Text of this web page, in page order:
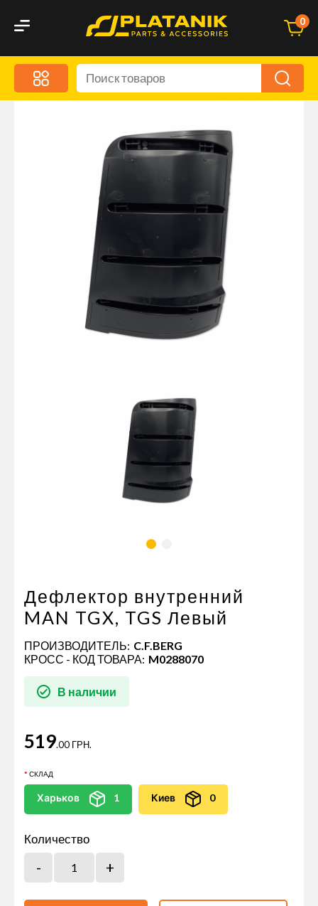
0
Меню
Акционные предложения
Дорожная кухня
Автохимия и уход
Оптика и светотехника
Брызговики
Запчасти кузова и зеркала
Малый коммерческий транспорт
Маркировочные знаки и светоотражатели
Пневматические соединения
Оснащение прицепов
Автономное отопление и
кондиционировани
Стяжные ремни и тросы
Дефлектор внутренний
MAN TGX, TGS Левый
ПРОИЗВОДИТЕЛЬ: C.F.BERG
КРОСС - КОД ТОВАРА: M0288070
В наличии
519.00 ГРН.
СКЛАД
Харьков 1 Киев 0
Количество